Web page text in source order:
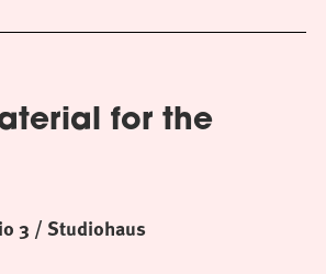
for the
3 / Studiohaus